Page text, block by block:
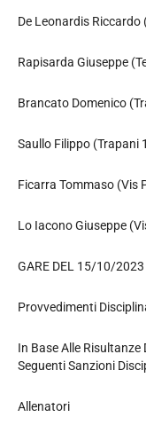
De Leonardis Riccardo
Rapisarda Giuseppe
Brancato Domenico
Saullo Filippo (Trapani
Ficarra Tommaso (Vis
Lo Iacono Giuseppe
GARE DEL 15/10/2023
Provvedimenti
In Base Alle
Seguenti Sanzioni
Allenatori